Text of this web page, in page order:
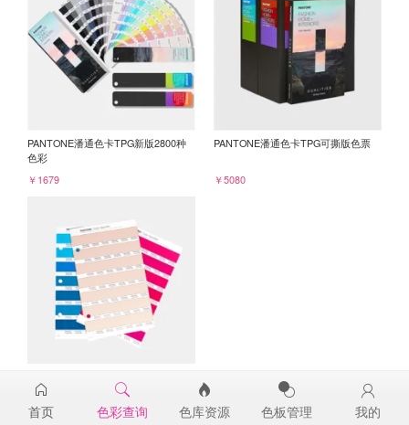
PANTONE潘通色卡TPG新版2800种
色彩
￥1679
PANTONE潘通色卡TPG可撕版色票
￥5080
13-1208TPG
￥98
首页 色彩查询 色库资源 色板管理 我的